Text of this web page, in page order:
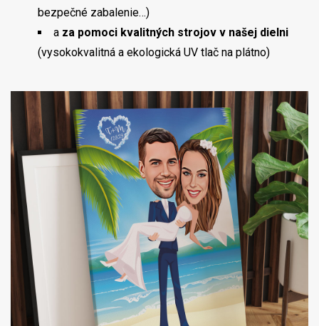
bezpečné zabalenie…)
a za pomoci kvalitných strojov v našej dielni
(vysokokvalitná a ekologická UV tlač na plátno)